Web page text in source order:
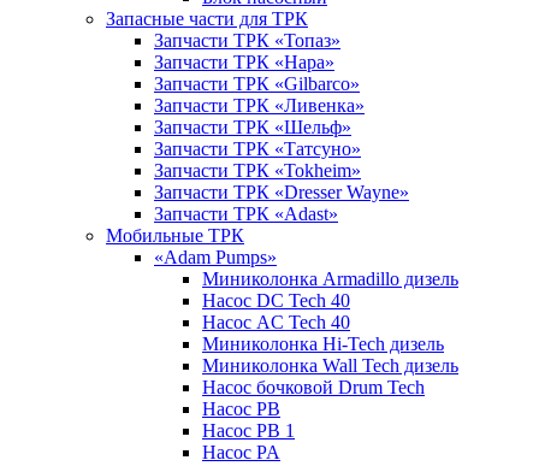
Запасные части для ТРК
Запчасти ТРК «Топаз»
Запчасти ТРК «Нара»
Запчасти ТРК «Gilbarco»
Запчасти ТРК «Ливенка»
Запчасти ТРК «Шельф»
Запчасти ТРК «Татсуно»
Запчасти ТРК «Tokheim»
Запчасти ТРК «Dresser Wayne»
Запчасти ТРК «Adast»
Мобильные ТРК
«Adam Pumps»
Миниколонка Armadillo дизель
Насос DC Tech 40
Насос AC Tech 40
Миниколонка Hi-Tech дизель
Миниколонка Wall Tech дизель
Насос бочковой Drum Tech
Насос PB
Насос PB 1
Насос PA